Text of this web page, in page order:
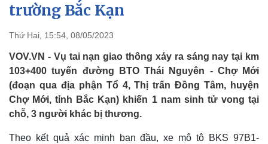
Quốc hội
Nhận diện sự thật
trường Bắc Kạn
Thứ Hai, 15:54, 08/05/2023
VOV.VN - Vụ tai nạn giao thông xảy ra sáng nay tại km
103+400 tuyến đường BTO Thái Nguyên - Chợ Mới
(đoạn qua địa phận Tổ 4, Thị trấn Đồng Tâm, huyện
Chợ Mới, tỉnh Bắc Kạn) khiến 1 nam sinh tử vong tại
chỗ, 3 người khác bị thương.
Theo kết quả xác minh ban đầu, xe mô tô BKS 97B1-